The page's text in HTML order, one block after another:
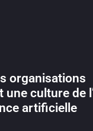
organisations
culture de
artificielle